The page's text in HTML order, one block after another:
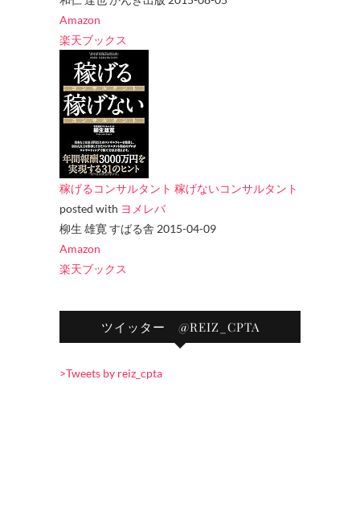
Amazon
楽天ブックス
稼げるコンサルタント 稼げないコンサルタント
posted with ヨメレバ
柳生 雄寛 すばる舎 2015-04-09
Amazon
楽天ブックス
ツイッター @REIZ_CPTA
>Tweets by reiz_cpta